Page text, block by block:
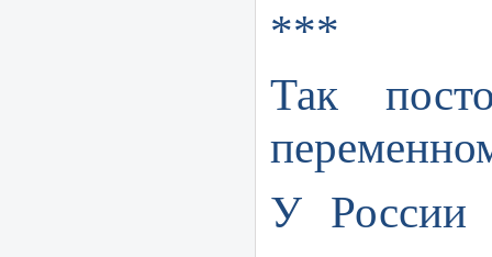
***
Так
У России